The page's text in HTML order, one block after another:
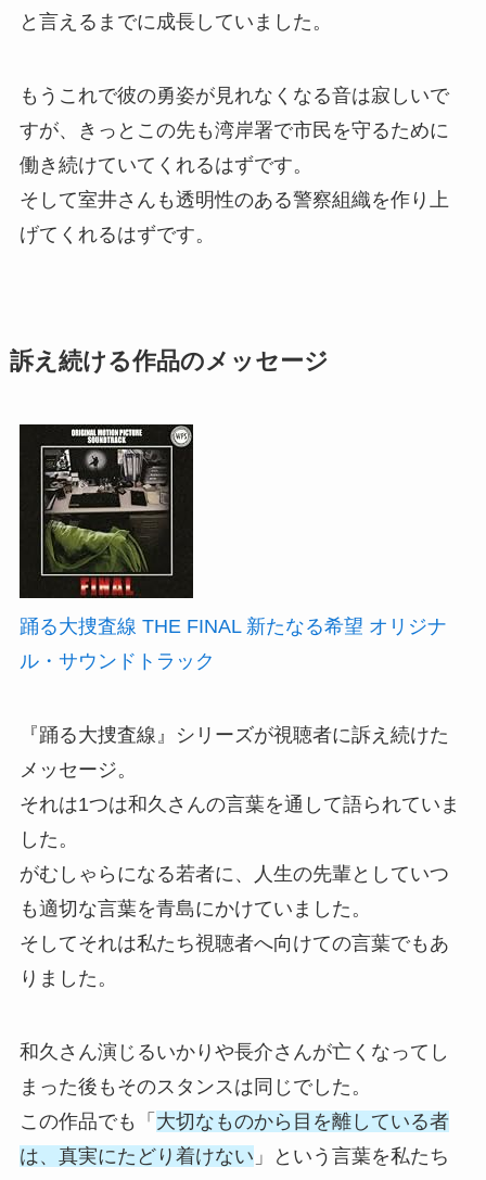
と言えるまでに成長していました。
もうこれで彼の勇姿が見れなくなる音は寂しいで
すが、きっとこの先も湾岸署で市民を守るために
働き続けていてくれるはずです。
そして室井さんも透明性のある警察組織を作り上
げてくれるはずです。
訴え続ける作品のメッセージ
踊る大捜査線 THE FINAL 新たなる希望 オリジナ
ル・サウンドトラック
『踊る大捜査線』シリーズが視聴者に訴え続けた
メッセージ。
それは1つは和久さんの言葉を通して語られていま
した。
がむしゃらになる若者に、人生の先輩としていつ
も適切な言葉を青島にかけていました。
そしてそれは私たち視聴者へ向けての言葉でもあ
りました。
和久さん演じるいかりや長介さんが亡くなってし
まった後もそのスタンスは同じでした。
この作品でも「 大切なものから目を離している者
は、真実にたどり着けない 」という言葉を私たち